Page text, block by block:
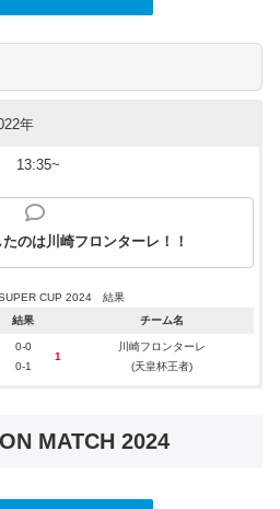
年
13:35~
のは川崎フロンターレ！！
CUP 2024 結果
結果 チーム名
0-0
0-1
1
川崎フロンターレ
(天皇杯王者)
MATCH 2024